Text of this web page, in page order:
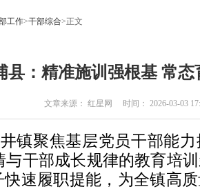
工作>干部综合>正文
县：精准施训强根基 常态
文章来源： 红星网 时间： 2026-03-03
镇聚焦基层党员干部能
与干部成长规律的教育培
快速履职提能，为全镇高